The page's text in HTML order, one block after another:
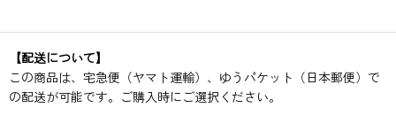
【配送について】
この商品は、宅急便（ヤマト運輸）、ゆうパケット（日本郵便）で
の配送が可能です。ご購入時にご選択ください。